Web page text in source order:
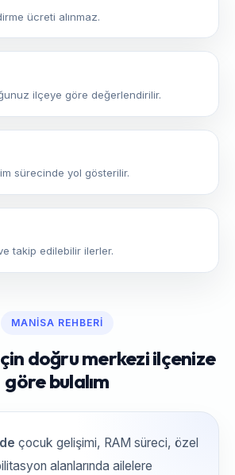
ücreti alınmaz.
ilçeye göre değerlendirilir.
sürecinde yol gösterilir.
takip edilebilir ilerler.
MANISA REHBERI
doğru merkezi ilçenize
göre bulalım
çocuk gelişimi, RAM süreci, özel
alanlarında ailelere